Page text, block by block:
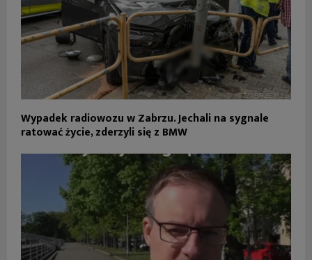
Wypadek radiowozu w Zabrzu. Jechali na sygnale
ratować życie, zderzyli się z BMW